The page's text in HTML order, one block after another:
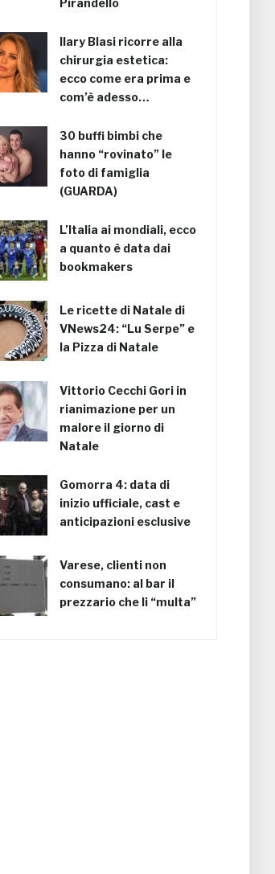
Pirandello
Ilary Blasi ricorre alla
chirurgia estetica:
ecco come era prima e
com’è adesso…
30 buffi bimbi che
hanno “rovinato” le
foto di famiglia
(GUARDA)
L’Italia ai mondiali, ecco
a quanto è data dai
bookmakers
Le ricette di Natale di
VNews24: “Lu Serpe” e
la Pizza di Natale
Vittorio Cecchi Gori in
rianimazione per un
malore il giorno di
Natale
Gomorra 4: data di
inizio ufficiale, cast e
anticipazioni esclusive
Varese, clienti non
consumano: al bar il
prezzario che li “multa”